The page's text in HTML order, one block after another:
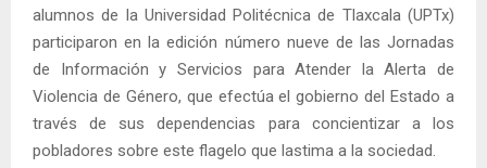
alumnos de la Universidad Politécnica de Tlaxcala (UPTx)
participaron en la edición número nueve de las Jornadas
de Información y Servicios para Atender la Alerta de
Violencia de Género, que efectúa el gobierno del Estado a
través de sus dependencias para concientizar a los
pobladores sobre este flagelo que lastima a la sociedad.